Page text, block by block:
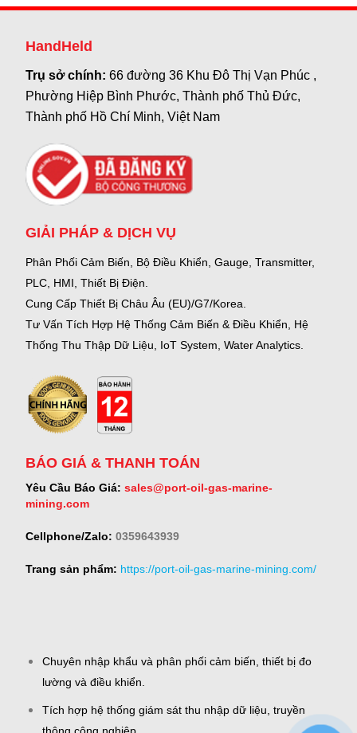
HandHeld
Trụ sở chính:66 đường 36 Khu Đô Thị Vạn Phúc ,
Phường Hiệp Bình Phước, Thành phố Thủ Đức,
Thành phố Hồ Chí Minh, Việt Nam
GIẢI PHÁP & DỊCH VỤ
Phân Phối Cảm Biến, Bộ Điều Khiển, Gauge, Transmitter,
PLC, HMI, Thiết Bị Điện.
Cung Cấp Thiết Bị Châu Âu (EU)/G7/Korea.
Tư Vấn Tích Hợp Hệ Thống Cảm Biến & Điều Khiển, Hệ
Thống Thu Thập Dữ Liệu, IoT System, Water Analytics.
BÁO GIÁ & THANH TOÁN
Yêu Cầu Báo Giá: sales@port-oil-gas-marine-
mining.com
Cellphone/Zalo: 0359643939
Trang sản phẩm: https://port-oil-gas-marine-mining.com/
Chuyên nhập khẩu và phân phối cảm biến, thiết bị đo
lường và điều khiển.
Tích hợp hệ thống giám sát thu nhập dữ liệu, truyền